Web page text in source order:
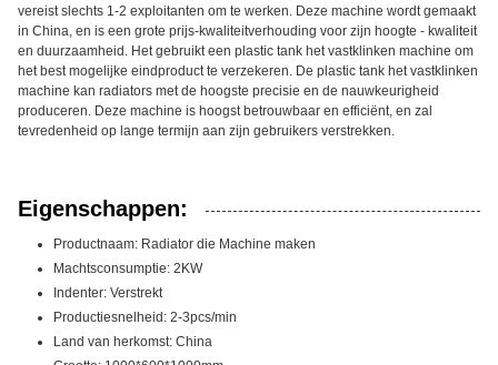
vereist slechts 1-2 exploitanten om te werken. Deze machine wordt gemaakt
in China, en is een grote prijs-kwaliteitverhouding voor zijn hoogte - kwaliteit
en duurzaamheid. Het gebruikt een plastic tank het vastklinken machine om
het best mogelijke eindproduct te verzekeren. De plastic tank het vastklinken
machine kan radiators met de hoogste precisie en de nauwkeurigheid
produceren. Deze machine is hoogst betrouwbaar en efficiënt, en zal
tevredenheid op lange termijn aan zijn gebruikers verstrekken.
Eigenschappen:
Productnaam: Radiator die Machine maken
Machtsconsumptie: 2KW
Indenter: Verstrekt
Productiesnelheid: 2-3pcs/min
Land van herkomst: China